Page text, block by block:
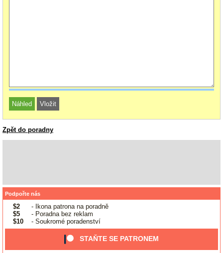
Zpět do poradny
Podpořte nás
$2
- Ikona patrona na poradně
$5
- Poradna bez reklam
$10
- Soukromé poradenství
STAŇTE SE PATRONEM